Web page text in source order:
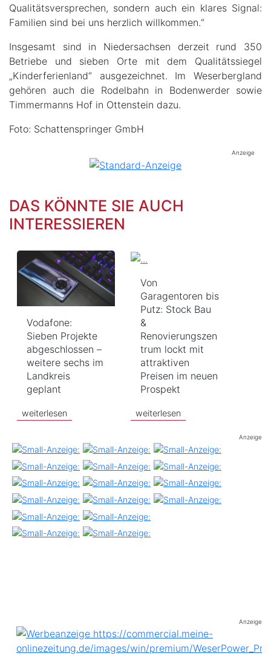
Qualitätsversprechen, sondern auch ein klares Signal:
Familien sind bei uns herzlich willkommen.“
Insgesamt sind in Niedersachsen derzeit rund 350
Betriebe und sieben Orte mit dem Qualitätssiegel
„Kinderferienland“ ausgezeichnet. Im Weserbergland
gehören auch die Rodelbahn in Bodenwerder sowie
Timmermanns Hof in Ottenstein dazu.
Foto: Schattenspringer GmbH
Anzeige
DAS KÖNNTE SIE AUCH
INTERESSIEREN
Vodafone:
Sieben Projekte
abgeschlossen –
weitere sechs im
Landkreis
geplant
weiterlesen
Von
Garagentoren bis
Putz: Stock Bau
&
Renovierungszen
trum lockt mit
attraktiven
Preisen im neuen
Prospekt
weiterlesen
Anzeige
Anzeige